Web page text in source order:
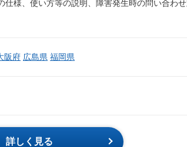
仕様、使い方等の説明、障害発生時の問い合わ
阪府 広島県 福岡県
詳しく見る